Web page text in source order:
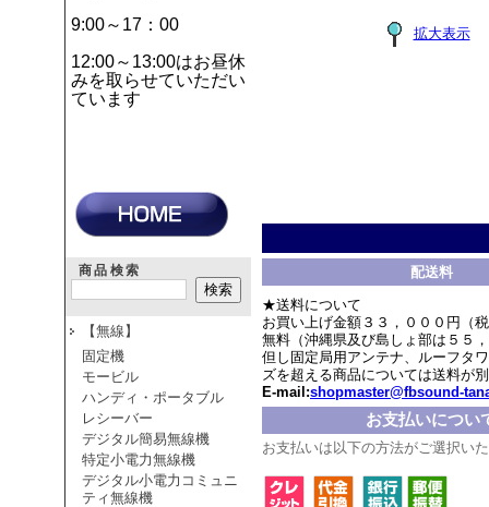
9:00～17：00
12:00～13:00はお昼休
みを取らせていただい
ています
商品検索
【無線】
固定機
モービル
ハンディ・ポータブル
レシーバー
デジタル簡易無線機
特定小電力無線機
デジタル小電力コミュニ
ティ無線機
拡大表示
配送料
★送料について
お買い上げ金額３３，０００円（
無料（沖縄県及び島しょ部は５５
但し固定局用アンテナ、ルーフタ
ズを超える商品については送料が
E-mail:shopmaster@fbsound-
お支払いについ
お支払いは以下の方法がご選択い